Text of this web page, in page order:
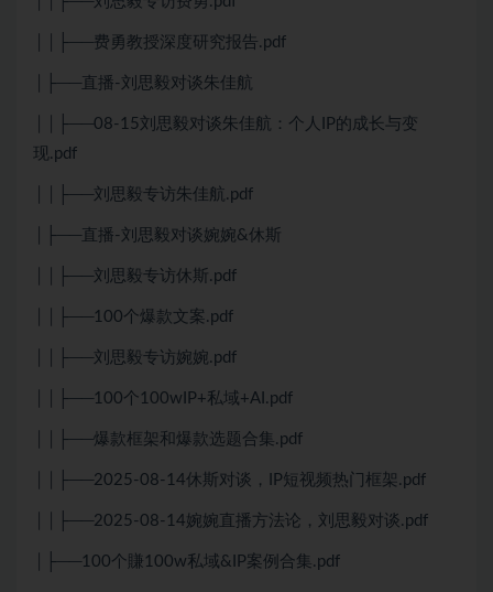
││├──费勇教授深度研究报告.pdf
│├──直播-刘思毅对谈朱佳航
││├──08-15刘思毅对谈朱佳航：个人IP的成长与变
现.pdf
││├──刘思毅专访朱佳航.pdf
│├──直播-刘思毅对谈婉婉&休斯
││├──刘思毅专访休斯.pdf
││├──100个爆款文案.pdf
││├──刘思毅专访婉婉.pdf
││├──100个100wIP+私域+AI.pdf
││├──爆款框架和爆款选题合集.pdf
││├──2025-08-14休斯对谈，IP短视频热门框架.pdf
││├──2025-08-14婉婉直播方法论，刘思毅对谈.pdf
│├──100个賺100w私域&IP案例合集.pdf